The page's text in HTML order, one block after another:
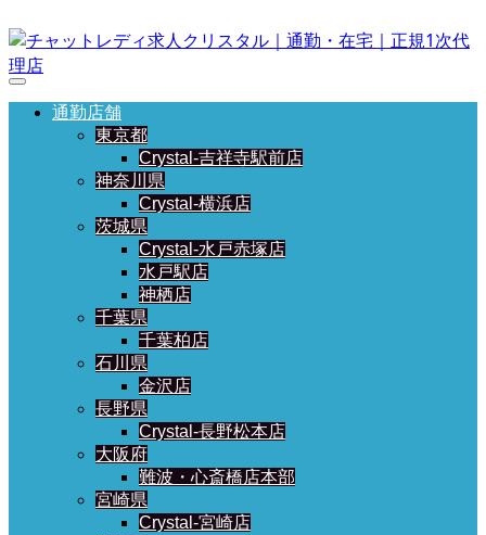
通勤店舗
東京都
Crystal-吉祥寺駅前店
神奈川県
Crystal-横浜店
茨城県
Crystal-水戸赤塚店
水戸駅店
神栖店
千葉県
千葉柏店
石川県
金沢店
長野県
Crystal-長野松本店
大阪府
難波・心斎橋店本部
宮崎県
Crystal-宮崎店